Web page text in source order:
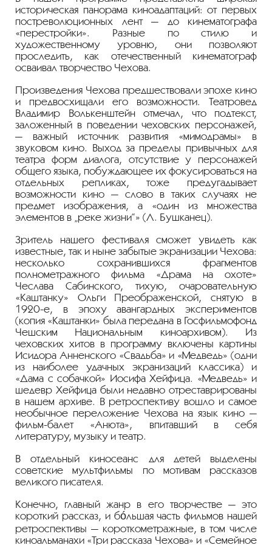
историческая панорама киноадаптаций: от первых
постреволюционных лент — до кинематографа
«перестройки». Разные по стилю и
художественному уровню, они позволяют
проследить, как отечественный кинематограф
осваивал творчество Чехова.
Произведения Чехова предшествовали эпохе кино
и предвосхищали его возможности. Театровед
Владимир Волькенштейн отмечал, что подтекст,
заложенный в поведении чеховских персонажей,
— важный источник развития «мимодрамы» в
звуковом кино. Выход за пределы привычных для
театра форм диалога, отсутствие у персонажей
общего языка, побуждающее их фокусироваться на
отдельных репликах, тоже предугадывает
возможности кино — слово в таких случаях не
предмет изображения, а «один из множества
элементов в „реке жизни“» (Л. Бушканец).
Зритель нашего фестиваля сможет увидеть как
известные, так и ныне забытые экранизации Чехова:
несколько сохранившихся фрагментов
полнометражного фильма «Драма на охоте»
Чеслава Сабинского, тихую, очаровательную
«Каштанку» Ольги Преображенской, снятую в
1920-е, в эпоху авангардных экспериментов
(копия «Каштанки» была передана в Госфильмофонд
Чешским Национальным киноархивом). Из
чеховских хитов в программу включены картины
Исидора Анненского «Свадьба» и «Медведь» (одни
из наиболее удачных экранизаций классика) и
«Дама с собачкой» Иосифа Хейфица. «Медведь» и
шедевр Хейфица были недавно отреставрированы
в нашем архиве. В ретроспективу вошло и самое
необычное переложение Чехова на язык кино —
фильм-балет «Анюта», впитавший в себя
литературу, музыку и театр.
В отдельный киносеанс для детей выделены
советские мультфильмы по мотивам рассказов
великого писателя.
Конечно, главный жанр в его творчестве — это
короткий рассказ, и бóльшая часть фильмов нашей
ретроспективы — короткометражные, в том числе
киноальманахи «Три рассказа Чехова» и «Семейное